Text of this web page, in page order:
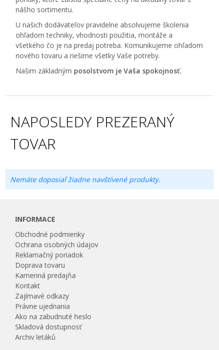
nášho sortimentu.
U našich dodávateľov pravidelne absolvujeme školenia
ohľadom techniky, vhodnosti použitia, montáže a
všetkého čo je na predaj potreba. Komunikujeme ohľadom
nového tovaru a riešime všetky Vaše potreby.
Našim základným posolstvom je Vaša spokojnosť.
NAPOSLEDY PREZERANÝ
TOVAR
Nemáte doposiaľ žiadne navštívené produkty.
INFORMACE
Obchodné podmienky
Ochrana osobných údajov
Reklamačný poriadok
Doprava tovaru
Kamenná predajňa
Kontakt
Zajímavé odkazy
Právne ujednania
Ako na zabudnuté heslo
Skladová dostupnosť
Archiv letáků